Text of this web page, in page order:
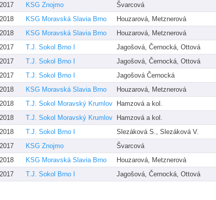
2017 KSG Znojmo Švarcová
2018 KSG Moravská Slavia Brno Houzarová, Metznerová
2018 KSG Moravská Slavia Brno Houzarová, Metznerová
2017 T.J. Sokol Brno I Jagošová, Černocká, Ottová
2017 T.J. Sokol Brno I Jagošová, Černocká, Ottová
2017 T.J. Sokol Brno I Jagošová Černocká
2018 KSG Moravská Slavia Brno Houzarová, Metznerová
2018 T.J. Sokol Moravský Krumlov Hamzová a kol.
2018 T.J. Sokol Moravský Krumlov Hamzová a kol.
2018 T.J. Sokol Brno I Slezáková S., Slezáková V.
2017 KSG Znojmo Švarcová
2018 KSG Moravská Slavia Brno Houzarová, Metznerová
2017 T.J. Sokol Brno I Jagošová, Černocká, Ottová